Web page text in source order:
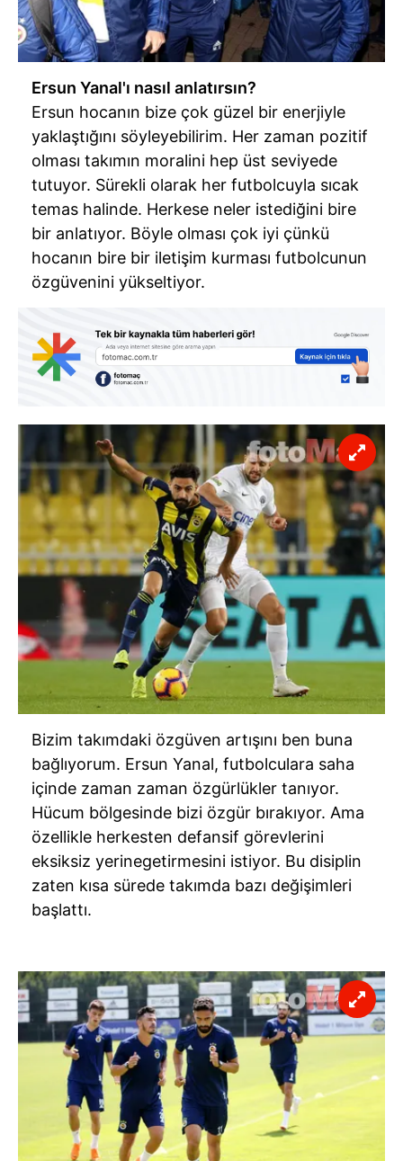
Ersun Yanal'ı nasıl anlatırsın?
Ersun hocanın bize çok güzel bir enerjiyle
yaklaştığını söyleyebilirim. Her zaman pozitif
olması takımın moralini hep üst seviyede
tutuyor. Sürekli olarak her futbolcuyla sıcak
temas halinde. Herkese neler istediğini bire
bir anlatıyor. Böyle olması çok iyi çünkü
hocanın bire bir iletişim kurması futbolcunun
özgüvenini yükseltiyor.
Bizim takımdaki özgüven artışını ben buna
bağlıyorum. Ersun Yanal, futbolculara saha
içinde zaman zaman özgürlükler tanıyor.
Hücum bölgesinde bizi özgür bırakıyor. Ama
özellikle herkesten defansif görevlerini
eksiksiz yerinegetirmesini istiyor. Bu disiplin
zaten kısa sürede takımda bazı değişimleri
başlattı.